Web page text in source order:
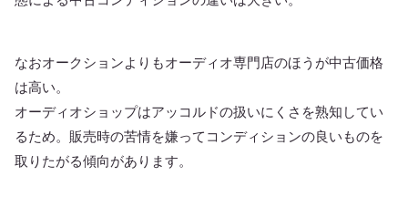
なおオークションよりもオーディオ専門店のほうが中古価格
は高い。
オーディオショップはアッコルドの扱いにくさを熟知してい
るため。販売時の苦情を嫌ってコンディションの良いものを
取りたがる傾向があります。